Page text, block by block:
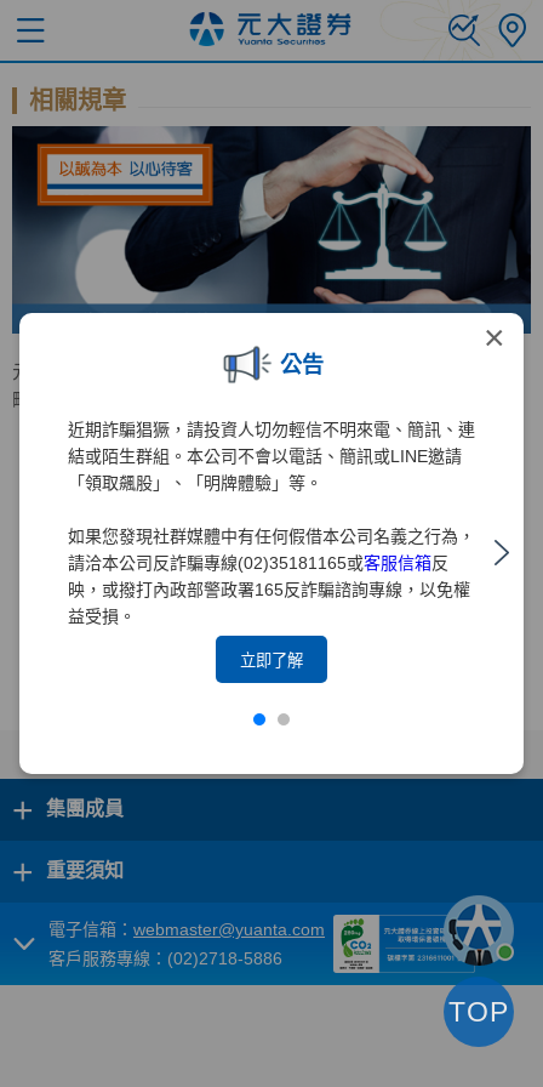
×
公告
近期詐騙猖獗，請投資人切勿輕信不明來電、簡訊、連
結或陌生群組。本公司不會以電話、簡訊或LINE邀請
「領取飆股」、「明牌體驗」等。
如果您發現社群媒體中有任何假借本公司名義之行為，
請洽本公司反詐騙專線(02)35181165或客服信箱反
映，或撥打內政部警政署165反詐騙諮詢專線，以免權
益受損。
立即了解
相關規章
元大證券訂有「公平待客原則政策」及「公平待客原則策
略」，作為本公司全體員工落實公平待客之遵循依據。
公平待客原則策略 公平待客原則政策
開啟檔案閱讀 開啟檔案閱讀
+ 集團成員
+ 重要須知
電子信箱： webmaster@yuanta.com
客戶服務專線：(02)2718-5886
TOP